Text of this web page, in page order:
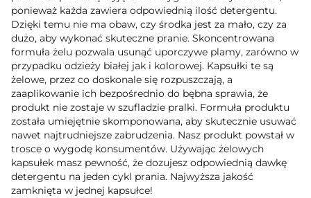
ponieważ każda zawiera odpowiednią ilość detergentu.
Dzięki temu nie ma obaw, czy środka jest za mało, czy za
dużo, aby wykonać skuteczne pranie. Skoncentrowana
formuła żelu pozwala usunąć uporczywe plamy, zarówno w
przypadku odzieży białej jak i kolorowej. Kapsułki te są
żelowe, przez co doskonale się rozpuszczają, a
zaaplikowanie ich bezpośrednio do bębna sprawia, że
produkt nie zostaje w szufladzie pralki. Formuła produktu
została umiejętnie skomponowana, aby skutecznie usuwać
nawet najtrudniejsze zabrudzenia. Nasz produkt powstał w
trosce o wygodę konsumentów. Używając żelowych
kapsułek masz pewność, że dozujesz odpowiednią dawkę
detergentu na jeden cykl prania. Najwyższa jakość
zamknięta w jednej kapsułce!